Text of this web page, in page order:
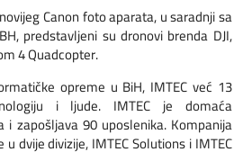
Canon foto aparata, u saradnji sa
predstavljeni su dronovi brenda DJI,
4 Quadcopter.
opreme u BiH, IMTEC već 13
i ljude. IMTEC je domaća
i zapošljava 90 uposlenika. Kompanija
dvije divizije, IMTEC Solutions i IMTEC